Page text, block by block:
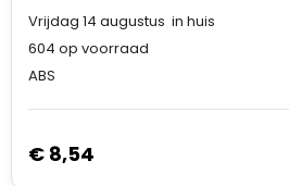
Vrijdag 14 augustus in huis
604 op voorraad
ABS
€ 8,54